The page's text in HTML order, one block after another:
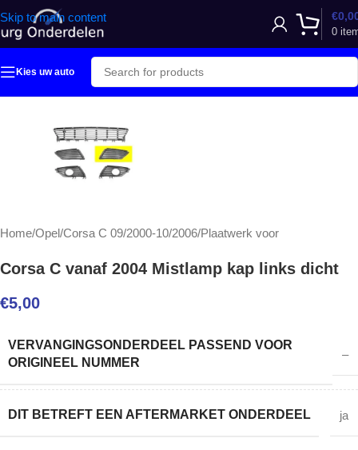
Skip to main content
0
€
Kies uw auto
Home/Opel/Corsa C 09/2000-10/2006/Plaatwerk voor
Corsa C vanaf 2004 Mistlamp kap links dicht
€5,00
VERVANGINGSONDERDEEL PASSEND VOOR
ORIGINEEL NUMMER
–
DIT BETREFT EEN AFTERMARKET ONDERDEEL ja